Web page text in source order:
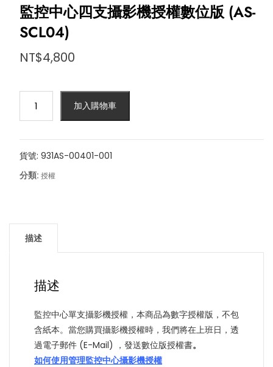
監控中心四支攝影機授權數位版 (AS-
SCL04)
NT$4,800
心
四
支
權
SCL04)
加入購物車
貨號: 931AS-00401-001
分類: 授權
描述
描述
監控中心單支攝影機授權，本商品為數字授權版，不包
含紙本。當您購買攝影機授權時，我們將在上班日，透
過電子郵件 (E-Mail) ，發送數位版授權書。
如何使用管理監控中心攝影機授權